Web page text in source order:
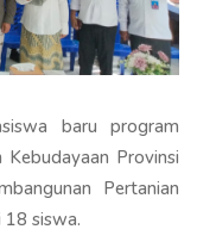
baru program
Provinsi
Pertanian
siswa.